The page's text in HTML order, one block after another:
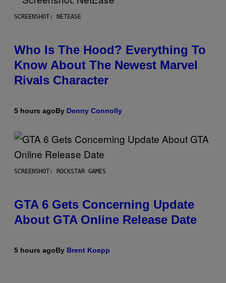
SCREENSHOT: NETEASE
Who Is The Hood? Everything To
Know About The Newest Marvel
Rivals Character
5 hours agoBy Denny Connolly
SCREENSHOT: ROCKSTAR GAMES
GTA 6 Gets Concerning Update
About GTA Online Release Date
5 hours agoBy Brent Koepp